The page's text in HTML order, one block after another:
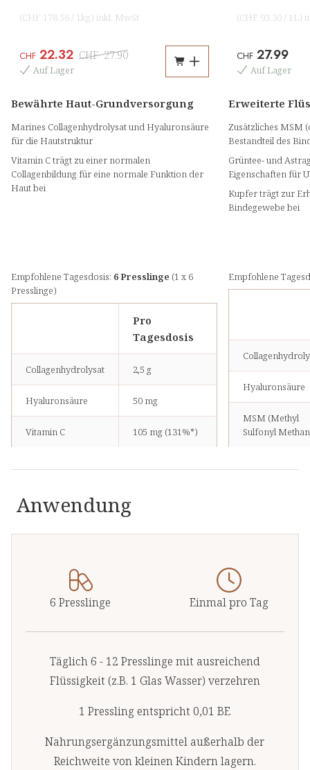
Anwendung
6 Presslinge Einmal pro Tag
Täglich 6 - 12 Presslinge mit ausreichend
Flüssigkeit (z.B. 1 Glas Wasser) verzehren
1 Pressling entspricht 0,01 BE
Nahrungsergänzungsmittel außerhalb der
Reichweite von kleinen Kindern lagern.
(CHF 178.56 / 1kg) inkl. MwSt
CHF 22.32 CHF 27.90
Auf Lager
(CHF 93.30 / 1L)
CHF27.99
Auf Lager
Bewährte Haut-Grundversorgung
Marines Collagenhydrolysat und Hyaluronsäure
für die Hautstruktur
Vitamin C trägt zu einer normalen
Collagenbildung für eine normale Funktion der
Haut bei
Erweiterte
Zusätzliches MSM
Bestandteil des
Grüntee- und
Eigenschaften für
Kupfer trägt zur
Bindegewebe bei
Empfohlene Tagesdosis: 6 Presslinge (1 x 6
Presslinge)
Pro
Tagesdosis
Collagenhydrolysat 2,5 g
Hyaluronsäure 50 mg
Vitamin C 105 mg (131%*)
Empfohlene
Hyaluronsäure
MSM (Methyl
Sulfonyl
*Prozent des